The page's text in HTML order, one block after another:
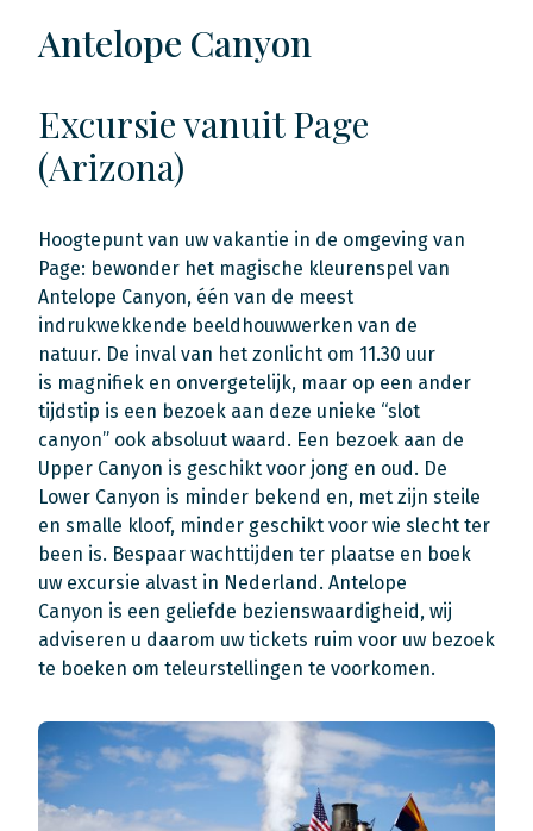
Antelope Canyon
Excursie vanuit Page
(Arizona)
Hoogtepunt van uw vakantie in de omgeving van
Page: bewonder het magische kleurenspel van
Antelope Canyon, één van de meest
indrukwekkende beeldhouwwerken van de
natuur. De inval van het zonlicht om 11.30 uur
is magnifiek en onvergetelijk, maar op een ander
tijdstip is een bezoek aan deze unieke “slot
canyon” ook absoluut waard. Een bezoek aan de
Upper Canyon is geschikt voor jong en oud. De
Lower Canyon is minder bekend en, met zijn steile
en smalle kloof, minder geschikt voor wie slecht ter
been is. Bespaar wachttijden ter plaatse en boek
uw excursie alvast in Nederland. Antelope
Canyon is een geliefde bezienswaardigheid, wij
adviseren u daarom uw tickets ruim voor uw bezoek
te boeken om teleurstellingen te voorkomen.